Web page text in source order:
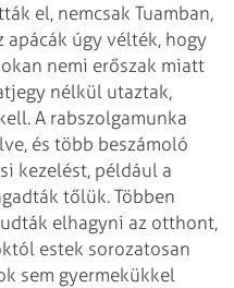
el, nemcsak Tuamban,
apácák úgy vélték, hogy
nemi erőszak miatt
nélkül utaztak,
A rabszolgamunka
és több beszámoló
kezelést, például a
tőlük. Többen
elhagyni az otthont,
estek sorozatosan
sem gyermekükkel